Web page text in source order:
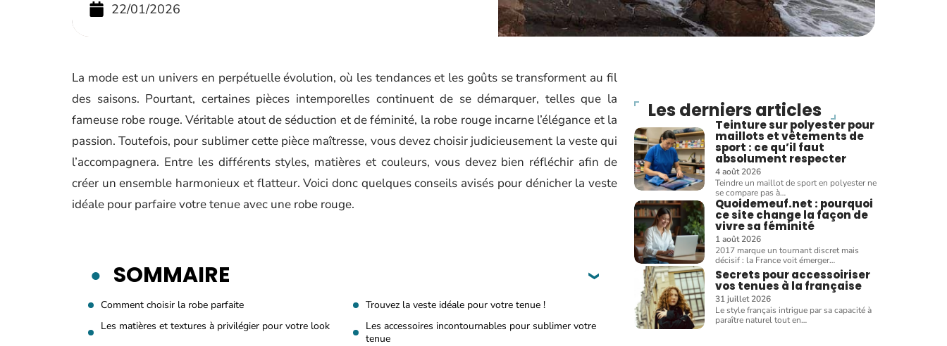
22/01/2026
La mode est un univers en perpétuelle évolution, où les tendances et les goûts se transforment au fil
des saisons. Pourtant, certaines pièces intemporelles continuent de se démarquer, telles que la
fameuse robe rouge. Véritable atout de séduction et de féminité, la robe rouge incarne l’élégance et la
passion. Toutefois, pour sublimer cette pièce maîtresse, vous devez choisir judicieusement la veste qui
l’accompagnera. Entre les différents styles, matières et couleurs, vous devez bien réfléchir afin de
créer un ensemble harmonieux et flatteur. Voici donc quelques conseils avisés pour dénicher la veste
idéale pour parfaire votre tenue avec une robe rouge.
SOMMAIRE
Comment choisir la robe parfaite
Trouvez la veste idéale pour votre tenue !
Les matières et textures à privilégier pour votre look
Les accessoires incontournables pour sublimer votre
tenue
Les derniers articles
Teinture sur polyester pour
maillots et vêtements de
sport : ce qu’il faut
absolument respecter
4 août 2026
Teindre un maillot de sport en polyester ne
se compare pas à…
Quoidemeuf.net : pourquoi
ce site change la façon de
vivre sa féminité
1 août 2026
2017 marque un tournant discret mais
décisif : la France voit émerger…
Secrets pour accessoiriser
vos tenues à la française
31 juillet 2026
Le style français intrigue par sa capacité à
paraître naturel tout en…